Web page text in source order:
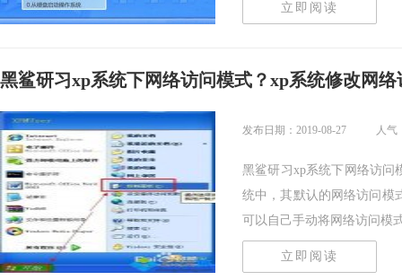
立即阅读
黑鲨研习xp系统下网络访问模式？xp系统修改网
发布日期：2019-08-27 人气
黑鲨研习xp系统下网络访问
统中，其默认的网络访问模
可以自己手动将网络访问模
立即阅读